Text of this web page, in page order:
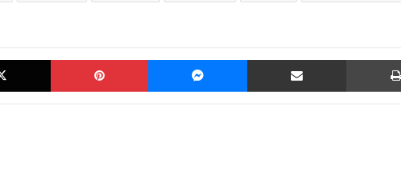
X Pinterest Messenger Share via Email